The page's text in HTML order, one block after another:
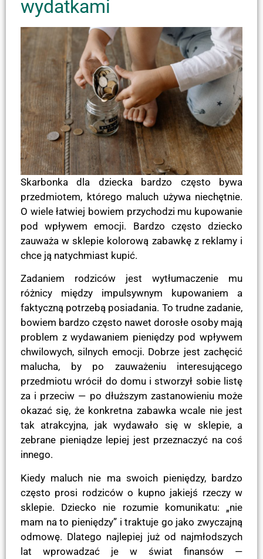
wydatkami
Skarbonka dla dziecka bardzo często bywa
przedmiotem, którego maluch używa niechętnie.
O wiele łatwiej bowiem przychodzi mu kupowanie
pod wpływem emocji. Bardzo często dziecko
zauważa w sklepie kolorową zabawkę z reklamy i
chce ją natychmiast kupić.
Zadaniem rodziców jest wytłumaczenie mu
różnicy między impulsywnym kupowaniem a
faktyczną potrzebą posiadania. To trudne zadanie,
bowiem bardzo często nawet dorosłe osoby mają
problem z wydawaniem pieniędzy pod wpływem
chwilowych, silnych emocji. Dobrze jest zachęcić
malucha, by po zauważeniu interesującego
przedmiotu wrócił do domu i stworzył sobie listę
za i przeciw — po dłuższym zastanowieniu może
okazać się, że konkretna zabawka wcale nie jest
tak atrakcyjna, jak wydawało się w sklepie, a
zebrane pieniądze lepiej jest przeznaczyć na coś
innego.
Kiedy maluch nie ma swoich pieniędzy, bardzo
często prosi rodziców o kupno jakiejś rzeczy w
sklepie. Dziecko nie rozumie komunikatu: „nie
mam na to pieniędzy” i traktuje go jako zwyczajną
odmowę. Dlatego najlepiej już od najmłodszych
lat wprowadzać je w świat finansów —